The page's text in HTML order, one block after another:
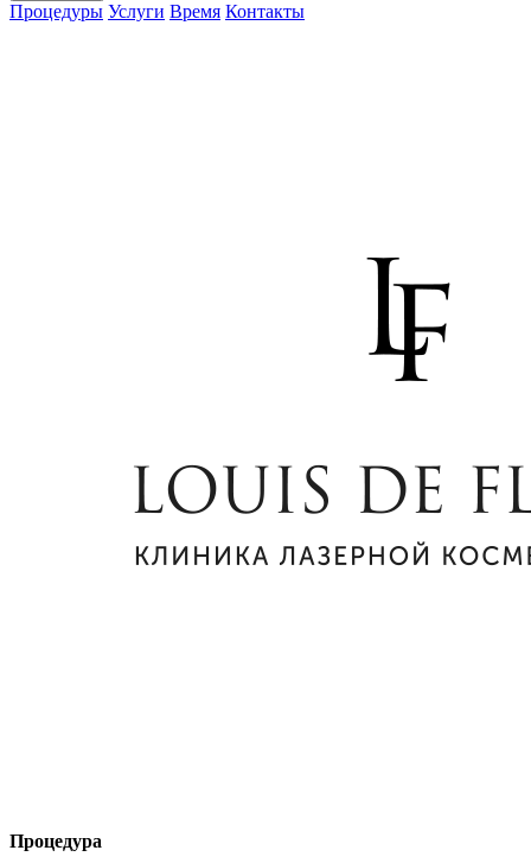
Процедуры Услуги Время Контакты
Процедура